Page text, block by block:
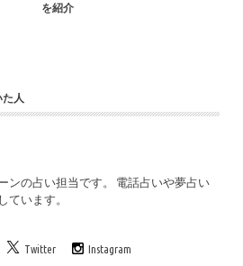
を紹介
人
ンの占い担当です。 電話占いや夢占い
ています。
Twitter Instagram